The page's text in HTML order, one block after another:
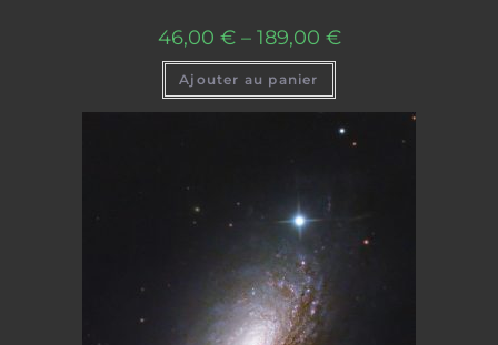
46,00 €– 189,00 €
Ajouter au panier